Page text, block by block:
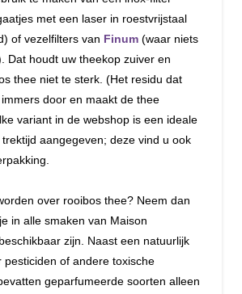
met een laser in roestvrijstaal
of vezelfilters van Finum (waar niets
Dat houdt uw theekop zuiver en
thee niet te sterk. (Het residu dat
door en maakt de thee
variant in de webshop is een ideale
aangegeven; deze vind u ook
over rooibos thee? Neem dan
in alle smaken van Maison
zijn. Naast een natuurlijk
pesticiden of andere toxische
geparfumeerde soorten alleen